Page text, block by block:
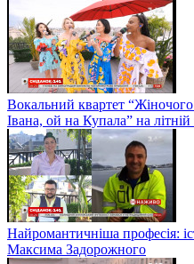
Вокальний квартет
Івана, ой на Купала” на літній
Найромантичніша професія:
Максима Задорожного